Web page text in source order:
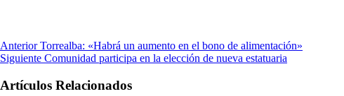
Anterior Torrealba: «Habrá un aumento en el bono de alimentación»
Siguiente Comunidad participa en la elección de nueva estatuaria
Artículos Relacionados